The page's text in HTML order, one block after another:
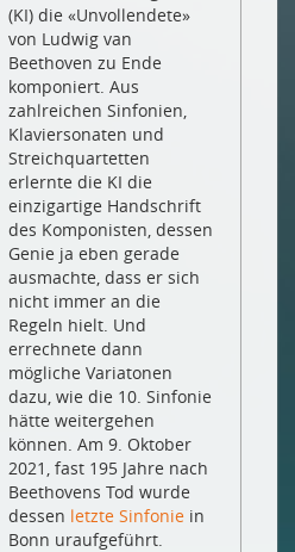
(KI) die «Unvollendete»
von Ludwig van
Beethoven zu Ende
komponiert. Aus
zahlreichen Sinfonien,
Klaviersonaten und
Streichquartetten
erlernte die KI die
einzigartige Handschrift
des Komponisten, dessen
Genie ja eben gerade
ausmachte, dass er sich
nicht immer an die
Regeln hielt. Und
errechnete dann
mögliche Variatonen
dazu, wie die 10. Sinfonie
hätte weitergehen
können. Am 9. Oktober
2021, fast 195 Jahre nach
Beethovens Tod wurde
dessen letzte Sinfonie in
Bonn uraufgeführt.